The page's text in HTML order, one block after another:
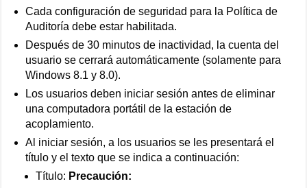
Cada configuración de seguridad para la Política de
Auditoría debe estar habilitada.
Después de 30 minutos de inactividad, la cuenta del
usuario se cerrará automáticamente (solamente para
Windows 8.1 y 8.0).
Los usuarios deben iniciar sesión antes de eliminar
una computadora portátil de la estación de
acoplamiento.
Al iniciar sesión, a los usuarios se les presentará el
título y el texto que se indica a continuación:
Título: Precaución: